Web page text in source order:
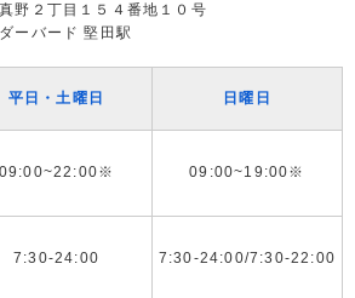
野２丁目１５４番地１０号
ーバード 堅田駅
平日・土曜日 日曜日
09:00~22:00※ 09:00~19:00※
7:30-24:00 7:30-24:00/7:30-22:00